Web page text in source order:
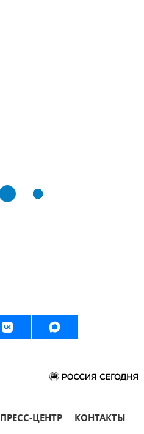
ПРЕСС-ЦЕНТР КОНТАКТЫ